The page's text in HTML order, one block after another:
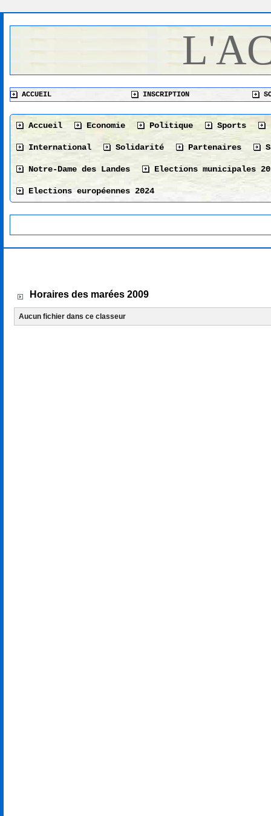
ACCUEIL INSCRIPTION
Accueil Economie Politique Sports
International Solidarité Partenaires
Notre-Dame des Landes Elections municipales
Elections européennes 2024
Horaires des marées 2009
Aucun fichier dans ce classeur